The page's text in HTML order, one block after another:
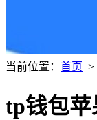
当前位置： 首页 >
tp钱包苹